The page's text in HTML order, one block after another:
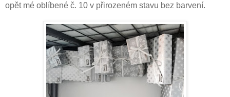
opět mé oblíbené č. 10 v přirozeném stavu bez barvení.